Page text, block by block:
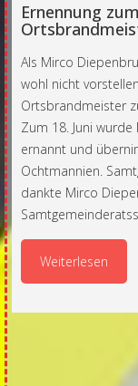
Ernennung
Als Mirco
wohl nicht
Ortsbrandmeister
Zum 18. Juni
ernannt und
Ochtmannien.
dankte Mirco
Weiterlesen